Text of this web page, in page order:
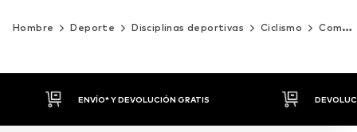
Hombre Deporte Disciplinas deportivas Ciclismo Complementos
DEVOLUCIONES HASTA 30 DÍAS